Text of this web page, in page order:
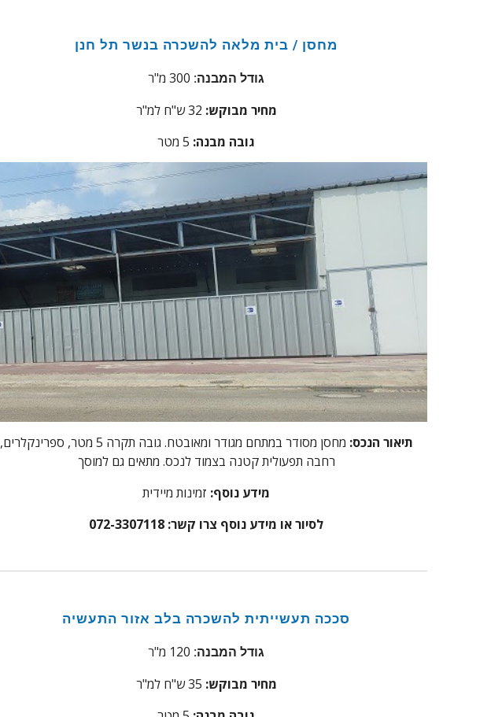
מחסן / בית מלאה להשכרה בנשר תל חנן
גודל המבנה:
מחיר מבוקש: 32ש"ח למ"ר
גובה מבנה: 5 מטר
תיאור הנכס:
מחסן מסודר במתחם מגודר ומאובטח. גובה תקרה 5 מטר, ספרינקלרים,
רחבה תפעולית קטנה בצמוד לנכס. מתאים גם למוסך
מידע נוסף: זמינות מיידית
לסיור או מידע נוסף צרו קשר: 072-3307118
סככה תעשייתית להשכרה בלב אזור התעשיה
גודל המבנה:
מחיר מבוקש: 35ש"ח למ"ר